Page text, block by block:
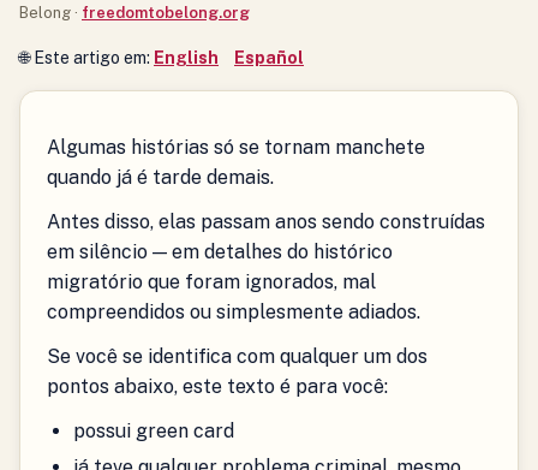
Belong · freedomtobelong.org
🌐 Este artigo em: English Español
Algumas histórias só se tornam manchete
quando já é tarde demais.
Antes disso, elas passam anos sendo construídas
em silêncio — em detalhes do histórico
migratório que foram ignorados, mal
compreendidos ou simplesmente adiados.
Se você se identifica com qualquer um dos
pontos abaixo, este texto é para você:
possui green card